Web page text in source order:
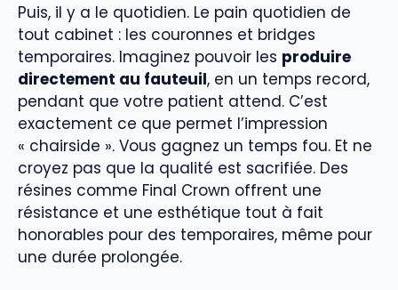
Puis, il y a le quotidien. Le pain quotidien de
tout cabinet : les couronnes et bridges
temporaires. Imaginez pouvoir les produire
directement au fauteuil, en un temps record,
pendant que votre patient attend. C’est
exactement ce que permet l’impression
« chairside ». Vous gagnez un temps fou. Et ne
croyez pas que la qualité est sacrifiée. Des
résines comme Final Crown offrent une
résistance et une esthétique tout à fait
honorables pour des temporaires, même pour
une durée prolongée.